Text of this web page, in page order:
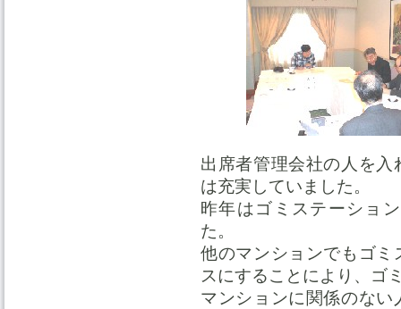
出席者管理会社の人を
は充実していました。
昨年はゴミステーショ
た。
他のマンションでもゴ
スにすることにより、ゴ
マンションに関係のな